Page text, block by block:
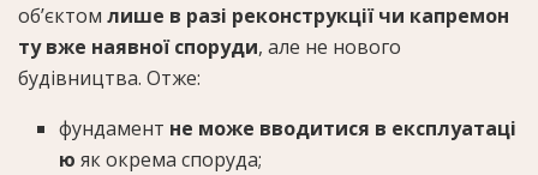
об’єктом лише в разі реконструкції чи капремон
ту вже наявної споруди, але не нового
будівництва. Отже:
фундамент не може вводитися в експлуатаці
ю як окрема споруда;